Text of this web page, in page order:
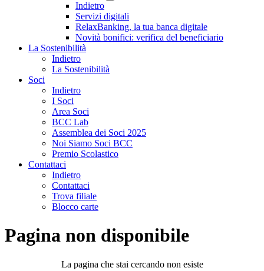
Indietro
Servizi digitali
RelaxBanking, la tua banca digitale
Novità bonifici: verifica del beneficiario
La Sostenibilità
Indietro
La Sostenibilità
Soci
Indietro
I Soci
Area Soci
BCC Lab
Assemblea dei Soci 2025
Noi Siamo Soci BCC
Premio Scolastico
Contattaci
Indietro
Contattaci
Trova filiale
Blocco carte
Pagina non disponibile
La pagina che stai cercando non esiste